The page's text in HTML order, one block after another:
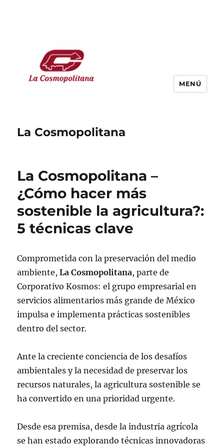
La Cosmopolitana
MENÚ
La Cosmopolitana –
¿Cómo hacer más
sostenible la agricultura?:
5 técnicas clave
Comprometida con la preservación del medio
ambiente,La Cosmopolitana, parte de
Corporativo Kosmos: el grupo empresarial en
servicios alimentarios más grande de México
impulsa e implementa prácticas sostenibles
dentro del sector.
Ante la creciente conciencia de los desafíos
ambientales y la necesidad de preservar los
recursos naturales, la agricultura sostenible se
ha convertido en una prioridad urgente.
Desde esa premisa, desde la industria agrícola
se han estado explorando técnicas innovadoras